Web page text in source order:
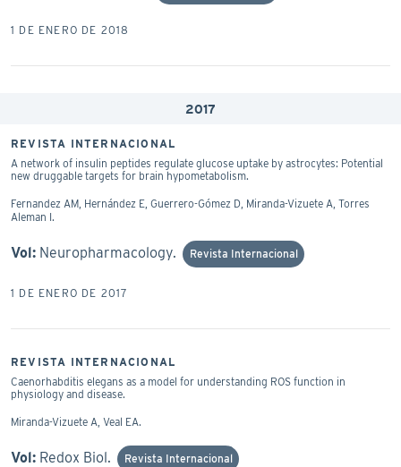
1 DE ENERO DE 2018
2017
REVISTA INTERNACIONAL
A network of insulin peptides regulate glucose uptake by astrocytes: Potential
new druggable targets for brain hypometabolism.
Fernandez AM, Hernández E, Guerrero-Gómez D, Miranda-Vizuete A, Torres
Aleman I.
Vol: Neuropharmacology. Revista Internacional
1 DE ENERO DE 2017
REVISTA INTERNACIONAL
Caenorhabditis elegans as a model for understanding ROS function in
physiology and disease.
Miranda-Vizuete A, Veal EA.
Vol: Redox Biol. Revista Internacional